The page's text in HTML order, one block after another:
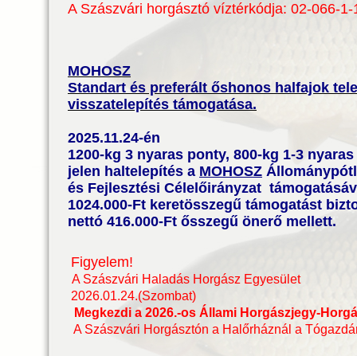
A Szászvári horgásztó víztérkódja: 02-066-1-
MOHOSZ
Standart és preferált őshonos halfajok
visszatelepítés támogatása.
2025.11.24-én
1200-kg 3 nyaras ponty, 800-kg 1-3
jelen haltelepítés a MOHOSZ
és Fejlesztési Célelőirányzat
1024.000-Ft keretösszegű támogatást
nettó 416.000-Ft ősszegű önerő mellett.
Figyelem!
A Szászvári Haladás Horgász Egyesület
2026.01.24.(Szombat)
Megkezdi a 2026.-os Állami Horgászjegy-
A Szászvári Horgásztón a Halőrháznál a